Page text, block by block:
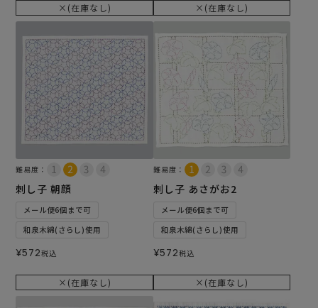
×(在庫なし) ×(在庫なし)
難易度：
刺し子 朝顔
メール便6個まで可
和泉木綿(さらし)使用
¥572税込
×(在庫なし)
難易度：
刺し子 あさがお2
メール便6個まで可
和泉木綿(さらし)使用
¥572税込
×(在庫なし)